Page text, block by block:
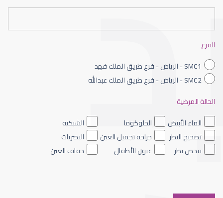
الماء الأزرق داخل العين
الفرع
SMC1 - الرياض - فرع طريق الملك فهد
SMC2 - الرياض - فرع طريق الملك عبدالله
الحالة المرضية
الماء الأبيض
الجلوكوما
الشبكية
تصحيح النظر
جراحة تجميل العين
البصريات
فحص نظر
عيون الأطفال جفاف العين